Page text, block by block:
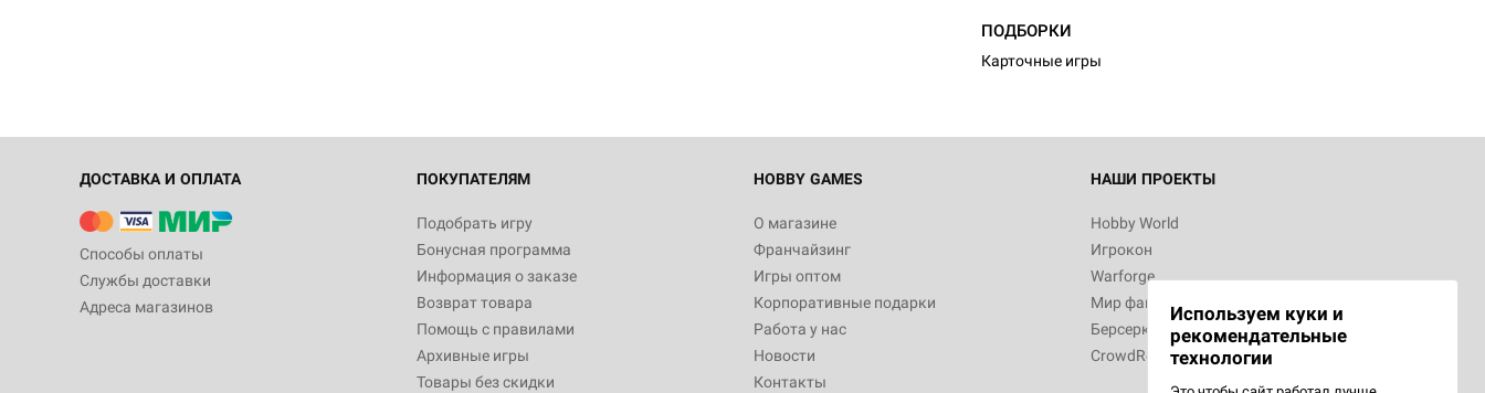
ПОДБОРКИ
Карточные игры
ДОСТАВКА И ОПЛАТА
Способы оплаты
Службы доставки
Адреса магазинов
ПОКУПАТЕЛЯМ
Подобрать игру
Бонусная программа
Информация о заказе
Возврат товара
Помощь с правилами
Архивные игры
Товары без скидки
HOBBY GAMES
О магазине
Франчайзинг
Игры оптом
Корпоративные подарки
Работа у нас
Новости
Контакты
НАШИ ПРОЕКТЫ
Hobby World
Игрокон
Warforge
Мир фантастики
Берсерк
CrowdRepublic
Используем куки и
рекомендательные
технологии